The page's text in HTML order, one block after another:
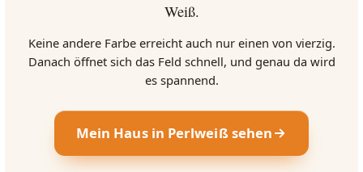
Weiß.
Keine andere Farbe erreicht auch nur einen von vierzig.
Danach öffnet sich das Feld schnell, und genau da wird
es spannend.
Mein Haus in Perlweiß sehen